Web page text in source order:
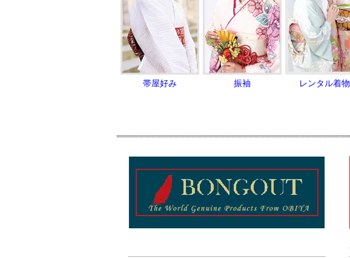
帯屋好み 振袖 レンタル着物